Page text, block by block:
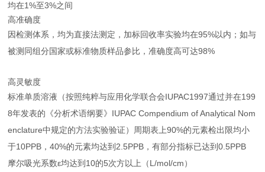
均在1%至3%之间
高准确度
因检测体系，均为直接法测定，加标回收率实验均在95%以内；如与
被测同组分国家或标准物质样品参比，准确度高可达98%
高灵敏度
标准单质溶液（按照纯粹与应用化学联合会IUPAC1997通过并在199
8年发表的《分析术语纲要》IUPAC Compendium of Analytical Nom
enclature中规定的方法实验验证）周期表上90%的元素检出限均小
于10PPB，40%的元素均达到2.5PPB，有部分指标已达到0.5PPB
摩尔吸光系数ε均达到10的5次方以上（L/mol/cm）